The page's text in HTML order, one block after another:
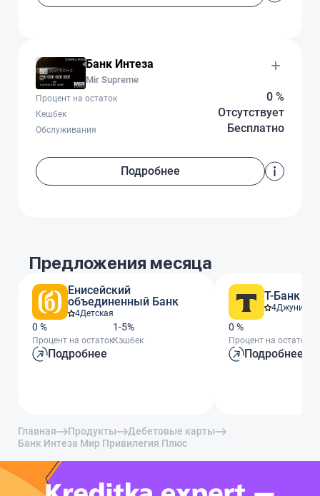
Банк Интеза
Mir Supreme
0 %
Процент на остаток
Отсутствует
Кешбек
Бесплатно
Обслуживания
Подробнее
Предложения месяца
Енисейский
объединенный Банк
4Детская
0 %
Процент на остаток
1-5%
Кэшбек
Подробнее
Т-Банк
4Джуниор
0 %
Процент на остаток
Подробнее
Главная Продукты
Дебетовые карты
Банк Интеза Мир Привилегия Плюс